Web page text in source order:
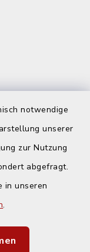
notwendige
unserer
zur Nutzung
abgefragt.
in unseren
.